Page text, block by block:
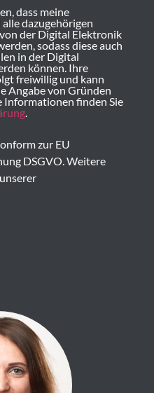
dass meine
dazugehörigen
der Digital Elektronik
sodass diese auch
in der Digital
können. Ihre
freiwillig und kann
Angabe von Gründen
finden Sie
.
zur EU
DSGVO. Weitere